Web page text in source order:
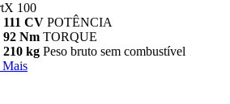
100
111 CV POTÊNCIA
92 Nm TORQUE
210 kg Peso bruto sem combustível
Mais